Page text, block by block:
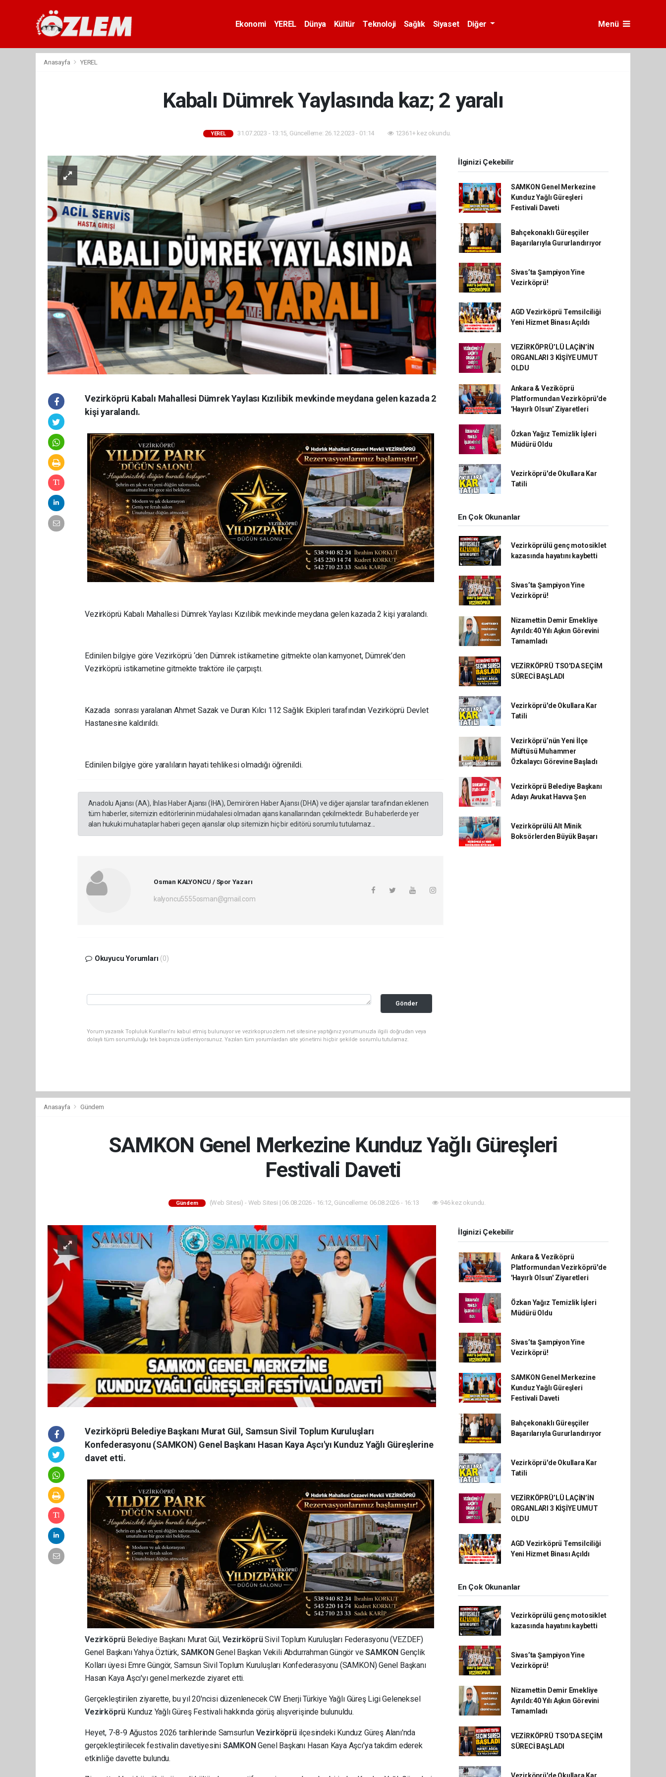
Ekonomi YEREL Dünya Kültür Teknoloji Sağlık Siyaset Diğer Menü
Anasayfa YEREL
Kabalı Dümrek Yaylasında kaz; 2 yaralı
YEREL 31.07.2023 - 13:15, Güncelleme: 26.12.2023 - 01:14 12361+ kez okundu.
Vezirköprü Kabalı Mahallesi Dümrek Yaylası Kızılibik mevkinde meydana gelen kazada 2
kişi yaralandı.
Vezirköprü Kabalı Mahallesi Dümrek Yaylası Kızılibik mevkinde meydana gelen kazada 2 kişi yaralandı.
Edinilen bilgiye göre Vezirköprü ‘den Dümrek istikametine gitmekte olan kamyonet, Dümrek’den
Vezirköprü istikametine gitmekte traktöre ile çarpıştı.
Kazada sonrası yaralanan Ahmet Sazak ve Duran Kılcı 112 Sağlık Ekipleri tarafından Vezirköprü Devlet
Hastanesine kaldırıldı.
Edinilen bilgiye göre yaralıların hayati tehlikesi olmadığı öğrenildi.
Anadolu Ajansı (AA), İhlas Haber Ajansı (İHA), Demirören Haber Ajansı (DHA) ve diğer ajanslar tarafından eklenen
tüm haberler, sitemizin editörlerinin müdahalesi olmadan ajans kanallarından çekilmektedir. Bu haberlerde yer
alan hukuki muhataplar haberi geçen ajanslar olup sitemizin hiç bir editörü sorumlu tutulamaz...
Osman KALYONCU / Spor Yazarı
kalyoncu5555osman@gmail.com
Okuyucu Yorumları (0)
Gönder
Yorum yazarak Topluluk Kuralları’nı kabul etmiş bulunuyor ve vezirkopruozlem.net sitesine yaptığınız yorumunuzla ilgili doğrudan veya
dolaylı tüm sorumluluğu tek başınıza üstleniyorsunuz. Yazılan tüm yorumlardan site yönetimi hiçbir şekilde sorumlu tutulamaz.
İlginizi Çekebilir
SAMKON Genel Merkezine
Kunduz Yağlı Güreşleri
Festivali Daveti
Bahçekonaklı Güreşçiler
Başarılarıyla Gururlandırıyor
Sivas’ta Şampiyon Yine
Vezirköprü!
AGD Vezirköprü Temsilciliği
Yeni Hizmet Binası Açıldı
VEZİRKÖPRÜ’LÜ LAÇİN’İN
ORGANLARI 3 KİŞİYE UMUT
OLDU
Ankara & Veziköprü
Platformundan Vezirköprü'de
'Hayırlı Olsun' Ziyaretleri
Özkan Yağız Temizlik İşleri
Müdürü Oldu
Vezirköprü'de Okullara Kar
Tatili
En Çok Okunanlar
Vezirköprülü genç motosiklet
kazasında hayatını kaybetti
Sivas’ta Şampiyon Yine
Vezirköprü!
Nizamettin Demir Emekliye
Ayrıldı:40 Yılı Aşkın Görevini
Tamamladı
VEZİRKÖPRÜ TSO'DA SEÇİM
SÜRECİ BAŞLADI
Vezirköprü'de Okullara Kar
Tatili
Vezirköprü’nün Yeni İlçe
Müftüsü Muhammer
Özkalaycı Görevine Başladı
Vezirköprü Belediye Başkanı
Adayı Avukat Havva Şen
Vezirköprülü Alt Minik
Boksörlerden Büyük Başarı
Anasayfa Gündem
SAMKON Genel Merkezine Kunduz Yağlı Güreşleri
Festivali Daveti
Gündem (Web Sitesi) - Web Sitesi | 06.08.2026 - 16:12, Güncelleme: 06.08.2026 - 16:13 946 kez okundu.
Vezirköprü Belediye Başkanı Murat Gül, Samsun Sivil Toplum Kuruluşları
Konfederasyonu (SAMKON) Genel Başkanı Hasan Kaya Aşcı'yı Kunduz Yağlı Güreşlerine
davet etti.
Vezirköprü Belediye Başkanı Murat Gül, VezirköprüSivil Toplum Kuruluşları Federasyonu (VEZDEF)
Genel Başkanı Yahya Öztürk, SAMKONGenel Başkan Vekili Abdurrahman Güngör veSAMKON Gençlik
Kolları üyesi Emre Güngör, Samsun Sivil Toplum Kuruluşları Konfederasyonu (SAMKON) Genel Başkanı
Hasan Kaya Aşcı'yı genel merkezde ziyaret etti.
Gerçekleştirilen ziyarette, bu yıl 20'ncisi düzenlenecek CW Enerji Türkiye Yağlı Güreş Ligi Geleneksel
Vezirköprü Kunduz Yağlı Güreş Festivali hakkında görüş alışverişinde bulunuldu.
Heyet, 7-8-9 Ağustos 2026 tarihlerinde Samsun'un Vezirköprü ilçesindeki Kunduz Güreş Alanı'nda
gerçekleştirilecek festivalin davetiyesini SAMKONGenel Başkanı Hasan Kaya Aşcı'ya takdim ederek
etkinliğe davette bulundu.
İlginizi Çekebilir
Ankara & Veziköprü
Platformundan Vezirköprü'de
'Hayırlı Olsun' Ziyaretleri
Özkan Yağız Temizlik İşleri
Müdürü Oldu
Sivas’ta Şampiyon Yine
Vezirköprü!
SAMKON Genel Merkezine
Kunduz Yağlı Güreşleri
Festivali Daveti
Bahçekonaklı Güreşçiler
Başarılarıyla Gururlandırıyor
Vezirköprü'de Okullara Kar
Tatili
VEZİRKÖPRÜ’LÜ LAÇİN’İN
ORGANLARI 3 KİŞİYE UMUT
OLDU
AGD Vezirköprü Temsilciliği
Yeni Hizmet Binası Açıldı
En Çok Okunanlar
Vezirköprülü genç motosiklet
kazasında hayatını kaybetti
Sivas’ta Şampiyon Yine
Vezirköprü!
Nizamettin Demir Emekliye
Ayrıldı:40 Yılı Aşkın Görevini
Tamamladı
VEZİRKÖPRÜ TSO'DA SEÇİM
SÜRECİ BAŞLADI
Vezirköprü'de Okullara Kar